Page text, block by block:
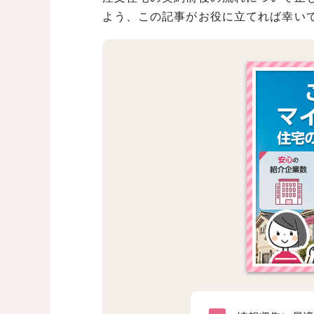
よう、この記事がお役に立てれば幸い